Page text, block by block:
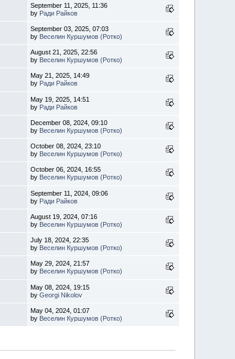
September 11, 2025, 11:36
by Ради Райков
September 03, 2025, 07:03
by Веселин Куршумов (Ротко)
August 21, 2025, 22:56
by Веселин Куршумов (Ротко)
May 21, 2025, 14:49
by Ради Райков
May 19, 2025, 14:51
by Ради Райков
December 08, 2024, 09:10
by Веселин Куршумов (Ротко)
October 08, 2024, 23:10
by Веселин Куршумов (Ротко)
October 06, 2024, 16:55
by Веселин Куршумов (Ротко)
September 11, 2024, 09:06
by Ради Райков
August 19, 2024, 07:16
by Веселин Куршумов (Ротко)
July 18, 2024, 22:35
by Веселин Куршумов (Ротко)
May 29, 2024, 21:57
by Веселин Куршумов (Ротко)
May 08, 2024, 19:15
byGeorgi Nikolov
May 04, 2024, 01:07
by Веселин Куршумов (Ротко)